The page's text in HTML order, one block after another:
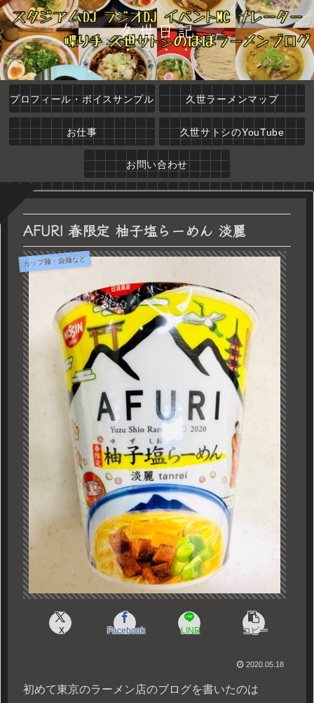
久世日記
プロフィール・ボイスサンプル 久世ラーメンマップ
お仕事 久世サトシのYouTube
お問い合わせ
AFURI 春限定 柚子塩らーめん 淡麗
カップ麺・袋麺など
X Facebook LINE コピー
2020.05.18
初めて東京のラーメン店のブログを書いたのは